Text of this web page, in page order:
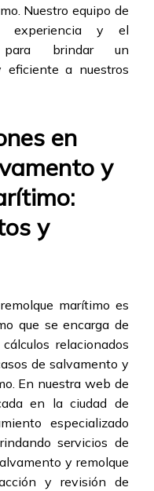
Nuestro equipo de
experiencia y el
para brindar un
eficiente a nuestros
en
y
y
marítimo es
que se encarga de
relacionados
de salvamento y
En nuestra web de
en la ciudad de
especializado
servicios de
y remolque
y revisión de